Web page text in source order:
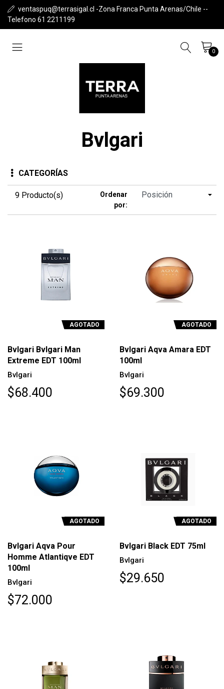
ventaspuq@terrasigal.cl -Zona Franca Punta Arenas/Chile --
Telefono 61 2211199
0
Bvlgari
CATEGORÍAS
9 Producto(s)
Ordenar
por:
AGOTADO
Bvlgari Bvlgari Man
Extreme EDT 100ml
Bvlgari
$68.400
AGOTADO
Bvlgari Aqva Amara EDT
100ml
Bvlgari
$69.300
AGOTADO
Bvlgari Aqva Pour
Homme Atlantiqve EDT
100ml
Bvlgari
$72.000
AGOTADO
Bvlgari Black EDT 75ml
Bvlgari
$29.650